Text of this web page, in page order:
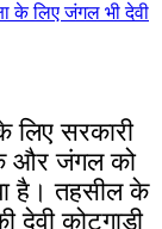
के लिए जंगल भी देवी
लिए सरकारी
और जंगल को
है। तहसील के
देवी कोटगाड़ी